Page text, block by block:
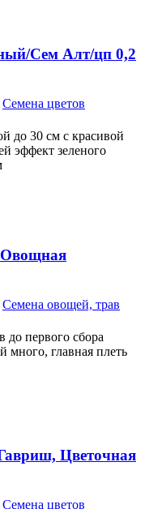
Сем Алт/цп 0,2
Семена цветов
до 30 см с красивой
эффект зеленого
Овощная
Семена овощей, трав
до первого сбора
много, главная плеть
Цветочная
Семена цветов